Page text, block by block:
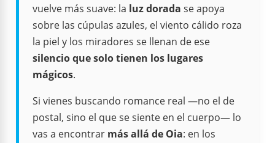
vuelve más suave: la luz dorada se apoya
sobre las cúpulas azules, el viento cálido roza
la piel y los miradores se llenan de ese
silencio que solo tienen los lugares
mágicos.
Si vienes buscando romance real —no el de
postal, sino el que se siente en el cuerpo— lo
vas a encontrar más allá de Oia: en los